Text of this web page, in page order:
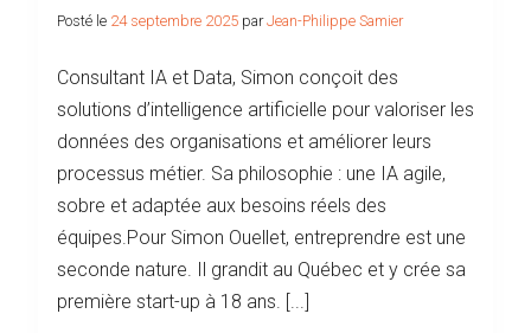
Posté le 24 septembre 2025 parJean-Philippe Samier
Consultant IA et Data, Simon conçoit des
solutions d’intelligence artificielle pour valoriser les
données des organisations et améliorer leurs
processus métier. Sa philosophie : une IA agile,
sobre et adaptée aux besoins réels des
équipes.Pour Simon Ouellet, entreprendre est une
seconde nature. Il grandit au Québec et y crée sa
première start-up à 18 ans. [...]